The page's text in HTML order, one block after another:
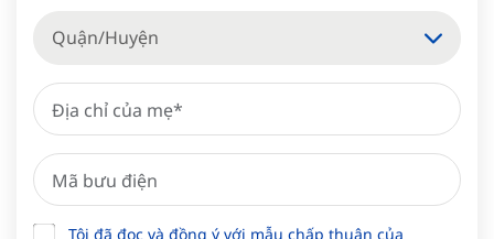
Quận/Huyện
Tôi đã đọc và đồng ý với mẫu chấp thuận của